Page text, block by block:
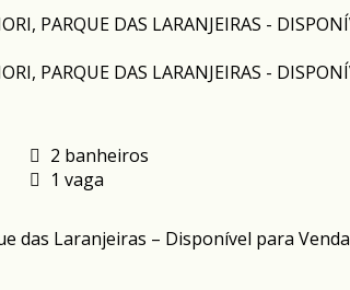
2 banheiros
1 vaga
das Laranjeiras – Disponível para Venda